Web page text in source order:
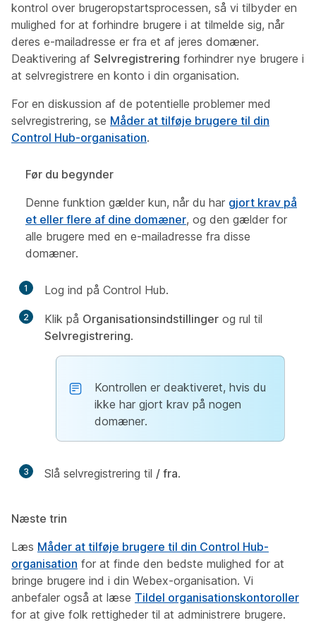
kontrol over brugeropstartsprocessen, så vi tilbyder en
mulighed for at forhindre brugere i at tilmelde sig, når
deres e-mailadresse er fra et af jeres domæner.
Deaktivering af Selvregistrering forhindrer nye brugere i
at selvregistrere en konto i din organisation.
For en diskussion af de potentielle problemer med
selvregistrering, se Måder at tilføje brugere til din
Control Hub-organisation.
Før du begynder
Denne funktion gælder kun, når du har gjort krav på
et eller flere af dine domæner, og den gælder for
alle brugere med en e-mailadresse fra disse
domæner.
1 Log ind på Control Hub.
2 Klik på Organisationsindstillinger og rul til
Selvregistrering.
Kontrollen er deaktiveret, hvis du
ikke har gjort krav på nogen
domæner.
3 Slå selvregistrering til / fra.
Næste trin
Læs Måder at tilføje brugere til din Control Hub-
organisation for at finde den bedste mulighed for at
bringe brugere ind i din Webex-organisation. Vi
anbefaler også at læse Tildel organisationskontoroller
for at give folk rettigheder til at administrere brugere.